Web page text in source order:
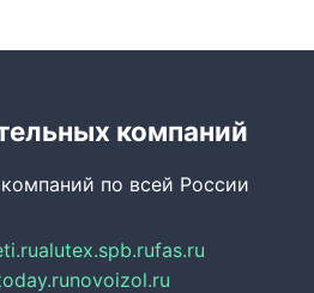
компаний
по всей России
alutex.spb.rufas.ru
novoizol.ru